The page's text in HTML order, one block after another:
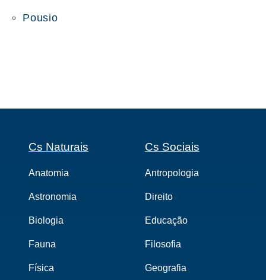
Pousio
Cs Naturais
Anatomia
Astronomia
Biologia
Fauna
Física
Cs Sociais
Antropologia
Direito
Educação
Filosofia
Geografia